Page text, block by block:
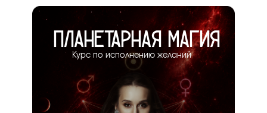
ПЛАНЕТАРНАЯ МАГИЯ
Курс по исполнению желаний